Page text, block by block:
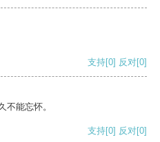
支持[0] 反对[0]
不能忘怀。
支持[0] 反对[0]